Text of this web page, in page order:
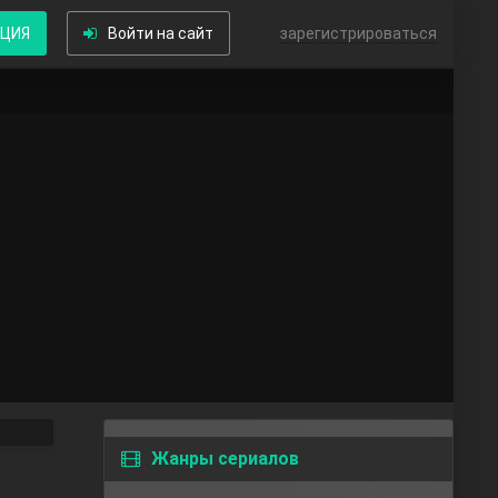
Войти на сайт зарегистрироваться
Жанры сериалов